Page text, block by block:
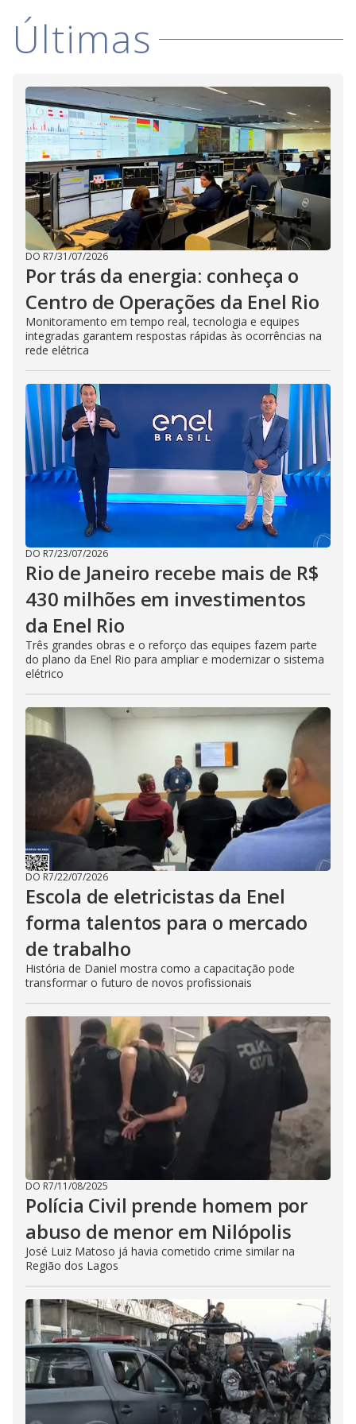
i
d
e
o
Últimas
DO R7/31/07/2026
Por trás da energia: conheça o
Centro de Operações da Enel Rio
Monitoramento em tempo real, tecnologia e equipes
integradas garantem respostas rápidas às ocorrências na
rede elétrica
DO R7/23/07/2026
Rio de Janeiro recebe mais de R$
430 milhões em investimentos
da Enel Rio
Três grandes obras e o reforço das equipes fazem parte
do plano da Enel Rio para ampliar e modernizar o sistema
elétrico
DO R7/22/07/2026
Escola de eletricistas da Enel
forma talentos para o mercado
de trabalho
História de Daniel mostra como a capacitação pode
transformar o futuro de novos profissionais
DO R7/11/08/2025
Polícia Civil prende homem por
abuso de menor em Nilópolis
José Luiz Matoso já havia cometido crime similar na
Região dos Lagos